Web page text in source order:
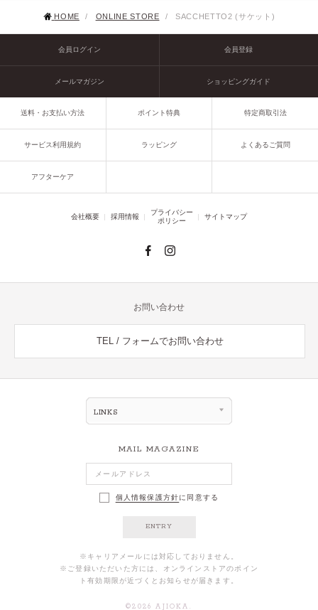
HOME / ONLINE STORE / SACCHETTO2 (サケット)
会員ログイン 会員登録
メールマガジン ショッピングガイド
送料・お支払い方法 ポイント特典 特定商取引法
サービス利用規約 ラッピング よくあるご質問
アフターケア
会社概要 採用情報
プライバシー
ポリシー
サイトマップ
お問い合わせ
TEL / フォームでお問い合わせ
LINKS
MAIL MAGAZINE
個人情報保護方針に同意する
ENTRY
※キャリアメールには対応しておりません。
※ご登録いただいた方には、オンラインストアのポイン
ト有効期限が近づくとお知らせが届きます。
©2026 AJIOKA.